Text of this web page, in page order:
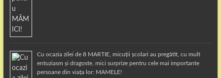
Cu ocazia zilei de 8 MARTIE, micuții școlari au pregătit, cu mult
entuziasm și dragoste, mici surprize pentru cele mai importante
persoane din viața lor: MAMELE!